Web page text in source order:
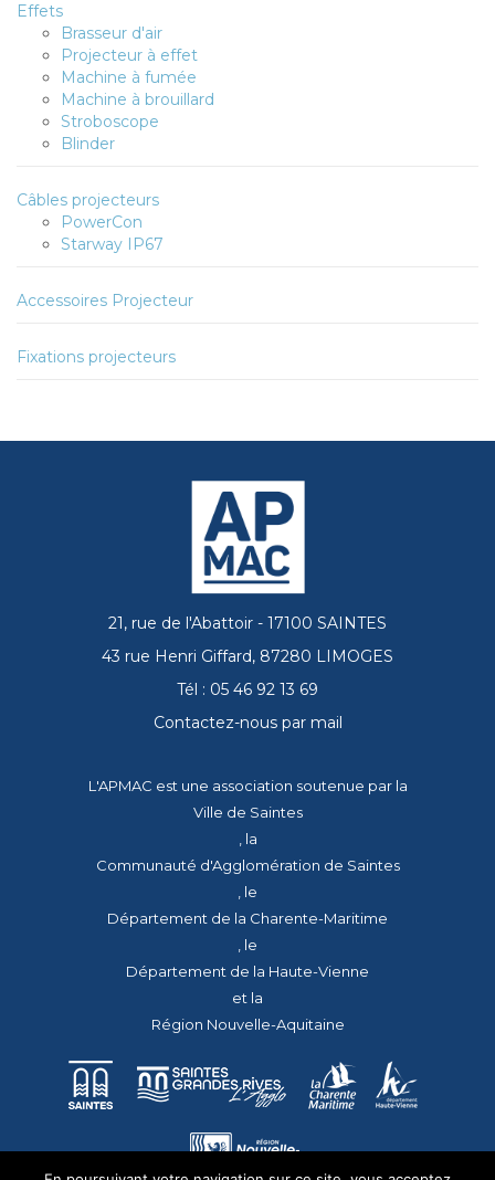
Effets
Brasseur d'air
Projecteur à effet
Machine à fumée
Machine à brouillard
Stroboscope
Blinder
Câbles projecteurs
PowerCon
Starway IP67
Accessoires Projecteur
Fixations projecteurs
21, rue de l'Abattoir - 17100 SAINTES
43 rue Henri Giffard, 87280 LIMOGES
Tél : 05 46 92 13 69
Contactez-nous par mail
L'APMAC est une association soutenue par la
Ville de Saintes
, la
Communauté d'Agglomération de Saintes
, le
Département de la Charente-Maritime
, le
Département de la Haute-Vienne
et la
Région Nouvelle-Aquitaine